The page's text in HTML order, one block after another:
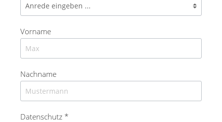
Vorname
Nachname
Datenschutz *